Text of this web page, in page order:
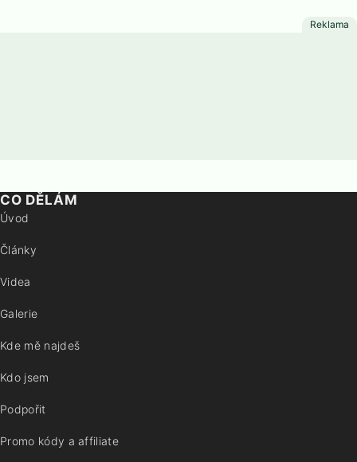
CO DĚLÁM
Úvod
Články
Videa
Galerie
Kde mě najdeš
Kdo jsem
Podpořit
Promo kódy a affiliate